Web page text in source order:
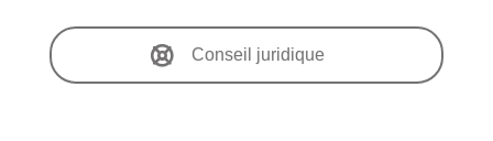
Conseil juridique